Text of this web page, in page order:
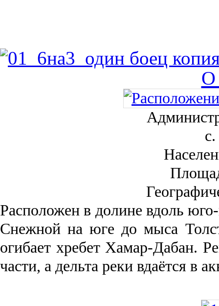
О
Рас­положен в долине вдоль
Снежной на юге до мыса
огибает хребет Хамар-Дабан.
части, а дельта реки вда­ётся в